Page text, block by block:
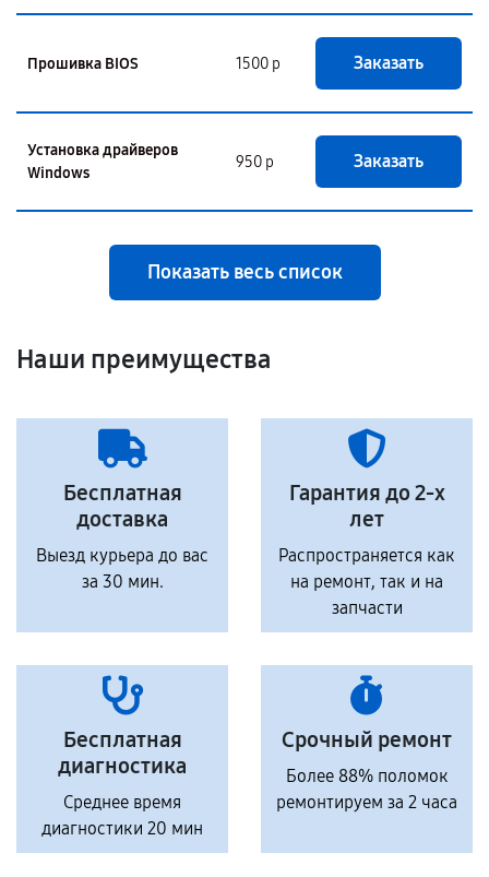
Прошивка BIOS 1500 р Заказать
Установка драйверов
Windows
950 р Заказать
Показать весь список
Наши преимущества
Бесплатная
доставка
Выезд курьера до вас
за 30 мин.
Гарантия до 2-х
лет
Распространяется как
на ремонт, так и на
запчасти
Бесплатная
диагностика
Среднее время
диагностики 20 мин
Срочный ремонт
Более 88% поломок
ремонтируем за 2 часа